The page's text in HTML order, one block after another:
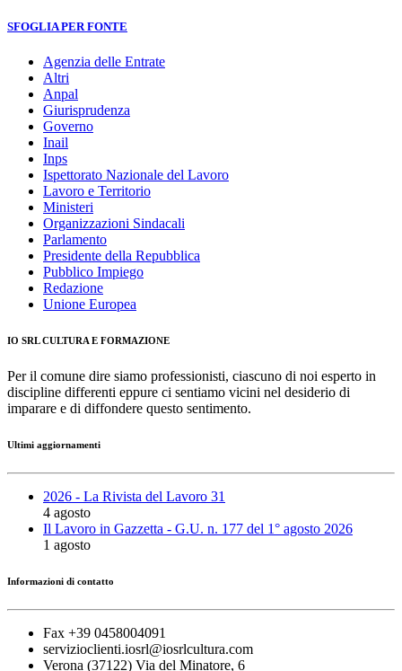
SFOGLIA PER FONTE
Agenzia delle Entrate
Altri
Anpal
Giurisprudenza
Governo
Inail
Inps
Ispettorato Nazionale del Lavoro
Lavoro e Territorio
Ministeri
Organizzazioni Sindacali
Parlamento
Presidente della Repubblica
Pubblico Impiego
Redazione
Unione Europea
IO SRL CULTURA E FORMAZIONE
Per il comune dire siamo professionisti, ciascuno di noi esperto in
discipline differenti eppure ci sentiamo vicini nel desiderio di
imparare e di diffondere questo sentimento.
Ultimi aggiornamenti
2026 - La Rivista del Lavoro 31
4 agosto
Il Lavoro in Gazzetta - G.U. n. 177 del 1° agosto 2026
1 agosto
Informazioni di contatto
Fax +39 0458004091
servizioclienti.iosrl@iosrlcultura.com
Verona (37122) Via del Minatore, 6